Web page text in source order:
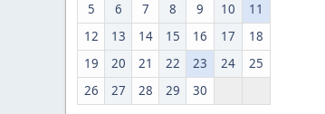
5
6 7 8 9 10
11
12
13 14 15 16 17
18
19
20 21 22 23 24
25
26
27 28 29 30